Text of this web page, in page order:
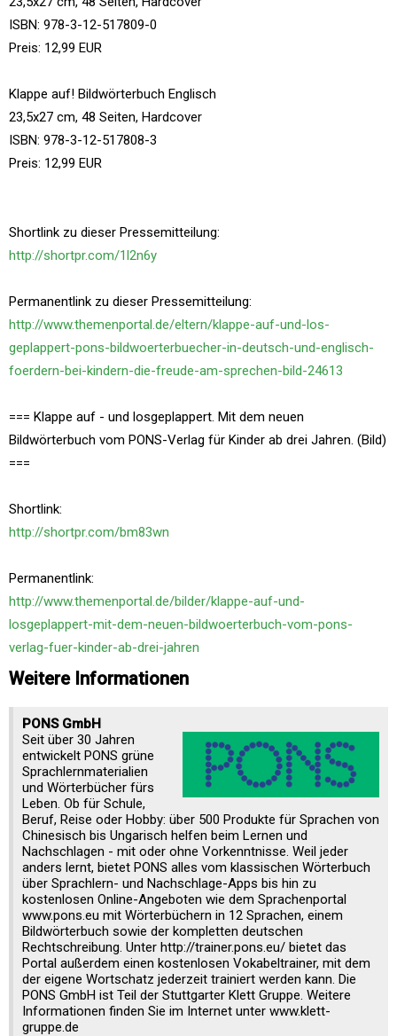
ISBN: 978-3-12-517809-0
Preis: 12,99 EUR
Klappe auf! Bildwörterbuch Englisch
23,5x27 cm, 48 Seiten, Hardcover
ISBN: 978-3-12-517808-3
Preis: 12,99 EUR
Shortlink zu dieser Pressemitteilung:
http://shortpr.com/1l2n6y
Permanentlink zu dieser Pressemitteilung:
http://www.themenportal.de/eltern/klappe-auf-und-los-
geplappert-pons-bildwoerterbuecher-in-deutsch-und-englisch-
foerdern-bei-kindern-die-freude-am-sprechen-bild-24613
=== Klappe auf - und losgeplappert. Mit dem neuen
Bildwörterbuch vom PONS-Verlag für Kinder ab drei Jahren. (Bild)
===
Shortlink:
http://shortpr.com/bm83wn
Permanentlink:
http://www.themenportal.de/bilder/klappe-auf-und-
losgeplappert-mit-dem-neuen-bildwoerterbuch-vom-pons-
verlag-fuer-kinder-ab-drei-jahren
Weitere Informationen
PONS GmbH
Seit über 30 Jahren
entwickelt PONS grüne
Sprachlernmaterialien
und Wörterbücher fürs
Leben. Ob für Schule,
Beruf, Reise oder Hobby: über 500 Produkte für Sprachen von
Chinesisch bis Ungarisch helfen beim Lernen und
Nachschlagen - mit oder ohne Vorkenntnisse. Weil jeder
anders lernt, bietet PONS alles vom klassischen Wörterbuch
über Sprachlern- und Nachschlage-Apps bis hin zu
kostenlosen Online-Angeboten wie dem Sprachenportal
www.pons.eu mit Wörterbüchern in 12 Sprachen, einem
Bildwörterbuch sowie der kompletten deutschen
Rechtschreibung. Unter http://trainer.pons.eu/ bietet das
Portal außerdem einen kostenlosen Vokabeltrainer, mit dem
der eigene Wortschatz jederzeit trainiert werden kann. Die
PONS GmbH ist Teil der Stuttgarter Klett Gruppe. Weitere
Informationen finden Sie im Internet unter www.klett-
gruppe.de